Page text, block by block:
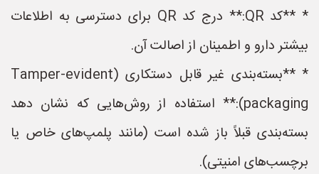
* **کد QR:** درج کد QR برای دسترسی به اطلاعات
بیشتر دارو و اطمینان از اصالت آن.
* **بسته‌بندی غیر قابل دستکاری (Tamper-evident
packaging):** استفاده از روش‌هایی که نشان دهد
بسته‌بندی قبلاً باز شده است (مانند پلمپ‌های خاص یا
برچسب‌های امنیتی).